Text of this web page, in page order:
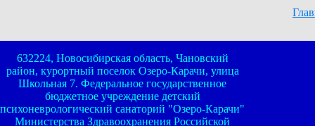
632224, Новосибирская область, Чановский
район, курортный поселок Озеро-Карачи, улица
Школьная 7. Федеральное государственное
бюджетное учреждение детский
психоневрологический санаторий "Озеро-Карачи"
Министерства Здравоохранения Российской